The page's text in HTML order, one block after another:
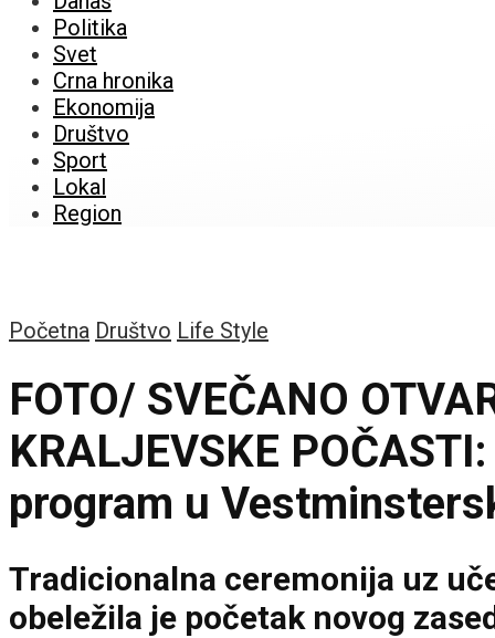
Politika
Svet
Crna hronika
Ekonomija
Društvo
Sport
Lokal
Region
Početna Društvo Life Style
FOTO/ SVEČANO
KRALJEVSKE
program u
Tradicionalna ceremonija uz
obeležila je početak novog